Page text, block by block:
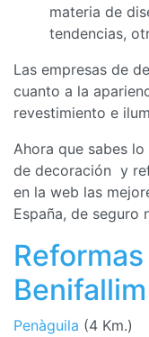
materia de
tendencias,
Las empresas de
cuanto a la
revestimiento e
Ahora que sabes
de decoración y
en la web las
España, de seguro
Benifallim
Penàguila (4 Km.)